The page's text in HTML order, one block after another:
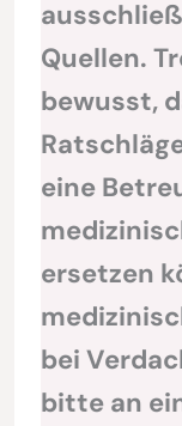
Quellen.
bewusst,
eine
ersetzen
bei
bitte an